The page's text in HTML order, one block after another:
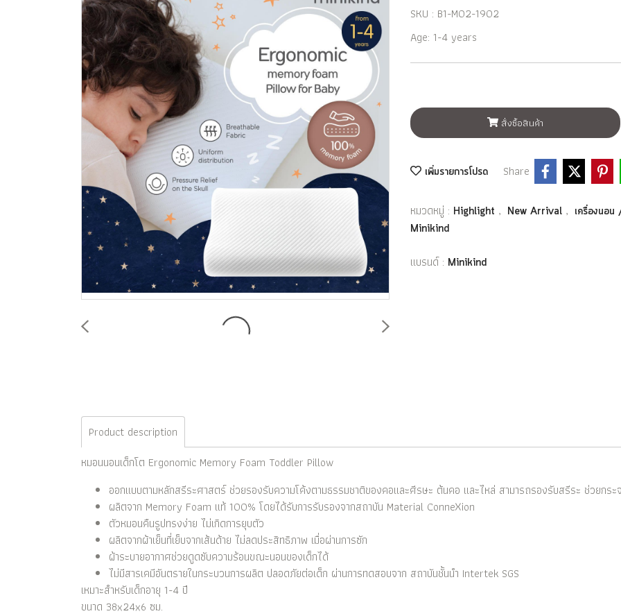
SKU : B1-M02-1902
Age: 1-4 years
สั่งซื้อสินค้า
เพิ่มรายการโปรด Share
หมวดหมู่ : Highlight , New Arrival , เครื่องนอ
Minikind
แบรนด์ : Minikind
Product description
หมอนนอนเด็กโต Ergonomic Memory Foam Toddler Pillow
ออกแบบตามหลักสรีระศาสตร์ ช่วยรองรับความโค้งตามธรรมชาติของคอและศีรษะ ต้นคอ และไหล่ สามารถรองรับสรีระ ช่วยกร
ผลิตจาก Memory Foam แท้ 100% โดยได้รับการรับรองจากสถาบัน Material ConneXion
ตัวหมอนคืนรูปทรงง่าย ไม่เกิดการยุบตัว
ผลิตจากผ้าเย็นที่เย็บจากเส้นด้าย ไม่ลดประสิทธิภาพ เมื่อผ่านการซัก
ผ้าระบายอากาศช่วยดูดซับความร้อนขณะนอนของเด็กได้
ไม่มีสารเคมีอันตรายในกระบวนการผลิต ปลอดภัยต่อเด็ก ผ่านการทดสอบจาก สถาบันชั้นนำ Intertek SGS
เหมาะสำหรับเด็กอายุ 1-4 ปี
ขนาด 38x24x6 ซม.